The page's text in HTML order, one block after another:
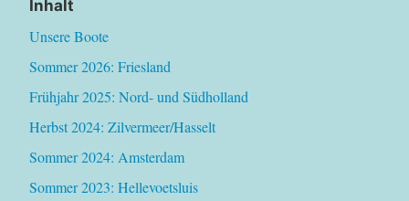
Inhalt
Unsere Boote
Sommer 2026: Friesland
Frühjahr 2025: Nord- und Südholland
Herbst 2024: Zilvermeer/Hasselt
Sommer 2024: Amsterdam
Sommer 2023: Hellevoetsluis